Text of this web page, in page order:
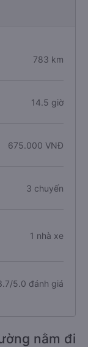
783 km
14.5 giờ
675.000 VNĐ
3 chuyến
1 nhà xe
5.0 đánh giá
nằm đi